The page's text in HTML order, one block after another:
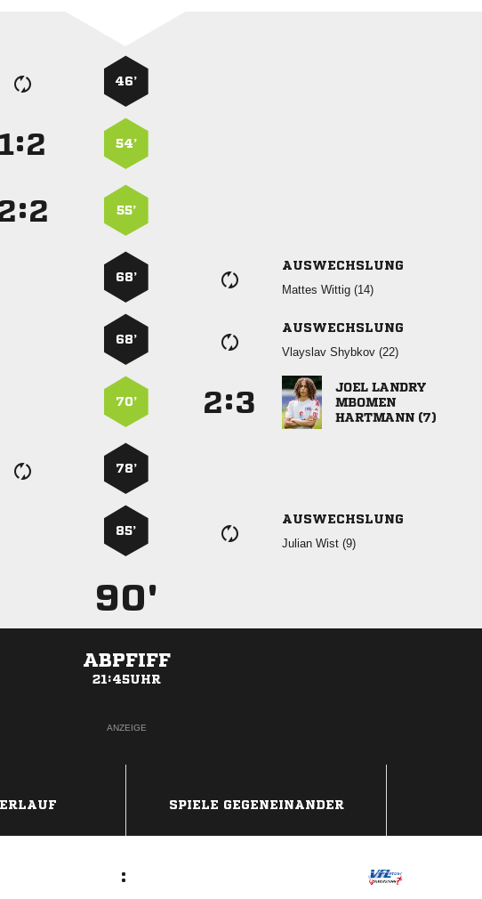
46’
: 54’
: 55’
68’
AUSWECHSLUNG
  
68’
AUSWECHSLUNG
  
70’ :
 

 
78’
85’
AUSWECHSLUNG
  
90'
ABPFIFF
21:45UHR
ANZEIGE
SPIELE GEGENEINANDER
: